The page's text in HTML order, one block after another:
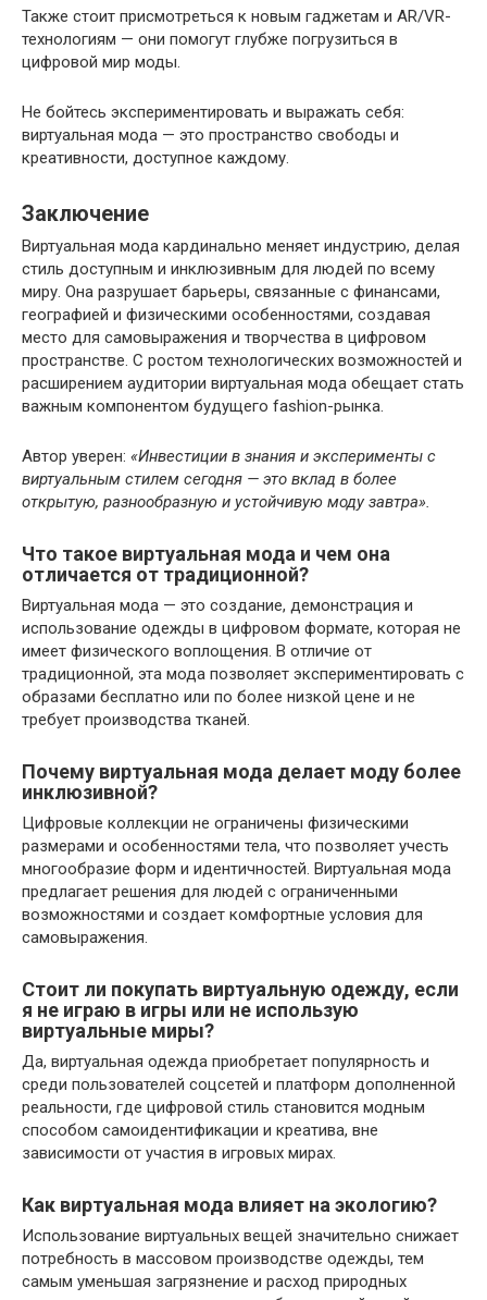
Также стоит присмотреться к новым гаджетам и AR/VR-
технологиям — они помогут глубже погрузиться в
цифровой мир моды.
Не бойтесь экспериментировать и выражать себя:
виртуальная мода — это пространство свободы и
креативности, доступное каждому.
Заключение
Виртуальная мода кардинально меняет индустрию, делая
стиль доступным и инклюзивным для людей по всему
миру. Она разрушает барьеры, связанные с финансами,
географией и физическими особенностями, создавая
место для самовыражения и творчества в цифровом
пространстве. С ростом технологических возможностей и
расширением аудитории виртуальная мода обещает стать
важным компонентом будущего fashion-рынка.
Автор уверен: «Инвестиции в знания и эксперименты с
виртуальным стилем сегодня — это вклад в более
открытую, разнообразную и устойчивую моду завтра».
Что такое виртуальная мода и чем она
отличается от традиционной?
Виртуальная мода — это создание, демонстрация и
использование одежды в цифровом формате, которая не
имеет физического воплощения. В отличие от
традиционной, эта мода позволяет экспериментировать с
образами бесплатно или по более низкой цене и не
требует производства тканей.
Почему виртуальная мода делает моду более
инклюзивной?
Цифровые коллекции не ограничены физическими
размерами и особенностями тела, что позволяет учесть
многообразие форм и идентичностей. Виртуальная мода
предлагает решения для людей с ограниченными
возможностями и создает комфортные условия для
самовыражения.
Стоит ли покупать виртуальную одежду, если
я не играю в игры или не использую
виртуальные миры?
Да, виртуальная одежда приобретает популярность и
среди пользователей соцсетей и платформ дополненной
реальности, где цифровой стиль становится модным
способом самоидентификации и креатива, вне
зависимости от участия в игровых мирах.
Как виртуальная мода влияет на экологию?
Использование виртуальных вещей значительно снижает
потребность в массовом производстве одежды, тем
самым уменьшая загрязнение и расход природных